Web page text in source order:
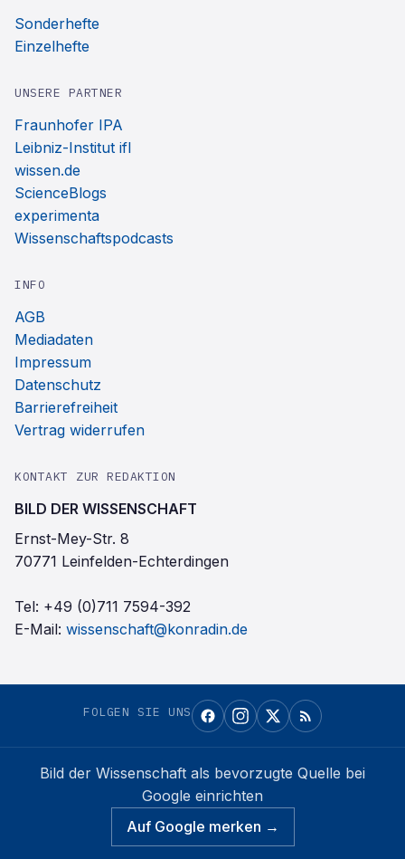
Sonderhefte
Einzelhefte
UNSERE PARTNER
Fraunhofer IPA
Leibniz-Institut ifl
wissen.de
ScienceBlogs
experimenta
Wissenschaftspodcasts
INFO
AGB
Mediadaten
Impressum
Datenschutz
Barrierefreiheit
Vertrag widerrufen
KONTAKT ZUR REDAKTION
BILD DER WISSENSCHAFT
Ernst-Mey-Str. 8
70771 Leinfelden-Echterdingen
Tel: +49 (0)711 7594-392
E-Mail: wissenschaft@konradin.de
FOLGEN SIE UNS
Bild der Wissenschaft als bevorzugte Quelle bei
Google einrichten
Auf Google merken →